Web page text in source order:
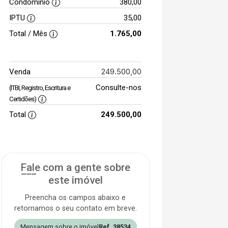
Condomínio
380,00
IPTU
35,00
Total / Mês
1.765,00
Venda 249.500,00
(ITBI, Registro, Escritura e
Certidões)
Consulte-nos
Total 249.500,00
Fale com a gente sobre
este imóvel
Preencha os campos abaixo e
retornamos o seu contato em breve.